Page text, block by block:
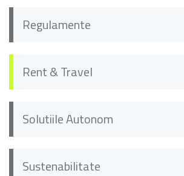
Regulamente
Rent & Travel
Solutiile Autonom
Sustenabilitate